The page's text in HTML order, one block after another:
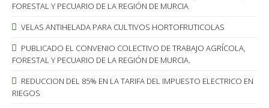
FORESTAL Y PECUARIO DE LA REGIÓN DE MURCIA
VELAS ANTIHELADA PARA CULTIVOS HORTOFRUTICOLAS
PUBLICADO EL CONVENIO COLECTIVO DE TRABAJO AGRÍCOLA,
FORESTAL Y PECUARIO DE LA REGIÓN DE MURCIA.
REDUCCION DEL 85% EN LA TARIFA DEL IMPUESTO ELECTRICO EN
RIEGOS